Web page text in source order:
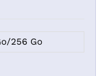
256 Go